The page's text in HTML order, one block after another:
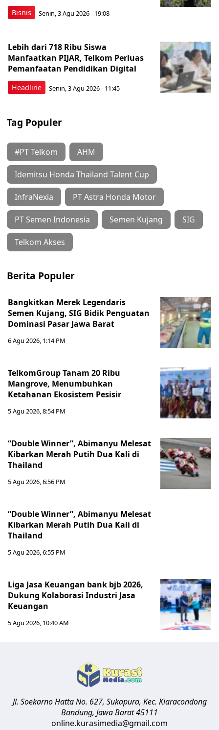
Bisnis Senin, 3 Agu 2026 - 19:08
Headline
Lebih dari 718 Ribu Siswa
Manfaatkan PIJAR, Telkom Perluas
Pemanfaatan Pendidikan Digital
Senin, 3 Agu 2026 - 11:45
Tag Populer
#PT Telkom AHM
Idemitsu Honda Thailand Talent Cup
InfraNexia PT Astra Honda Motor
PT Semen Indonesia Semen Kujang SIG
Telkom Akses
Berita Populer
Bangkitkan Merek Legendaris
Semen Kujang, SIG Bidik Penguatan
Dominasi Pasar Jawa Barat
6 Agu 2026, 1:14 PM
TelkomGroup Tanam 20 Ribu
Mangrove, Menumbuhkan
Ketahanan Ekosistem Pesisir
5 Agu 2026, 8:54 PM
“Double Winner”, Abimanyu Melesat
Kibarkan Merah Putih Dua Kali di
Thailand
5 Agu 2026, 6:56 PM
“Double Winner”, Abimanyu Melesat
Kibarkan Merah Putih Dua Kali di
Thailand
5 Agu 2026, 6:55 PM
Liga Jasa Keuangan bank bjb 2026,
Dukung Kolaborasi Industri Jasa
Keuangan
5 Agu 2026, 10:40 AM
Jl. Soekarno Hatta No. 627, Sukapura, Kec. Kiaracondong
Bandung, Jawa Barat45111
online.kurasimedia@gmail.com